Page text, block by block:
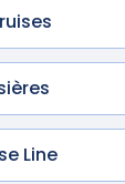
Line